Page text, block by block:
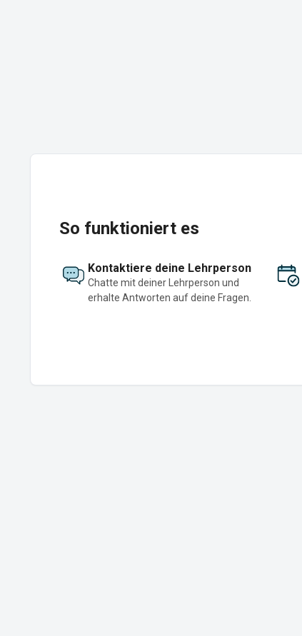
So funktioniert es
Kontaktiere deine Lehrperson
Chatte mit deiner Lehrperson und
erhalte Antworten auf deine Fragen.